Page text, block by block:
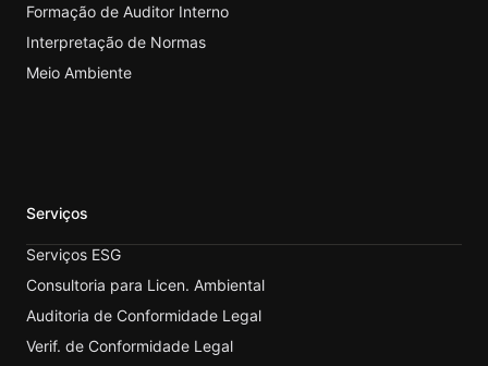
Formação de Auditor Interno
Interpretação de Normas
Meio Ambiente
Serviços
Serviços ESG
Consultoria para Licen. Ambiental
Auditoria de Conformidade Legal
Verif. de Conformidade Legal